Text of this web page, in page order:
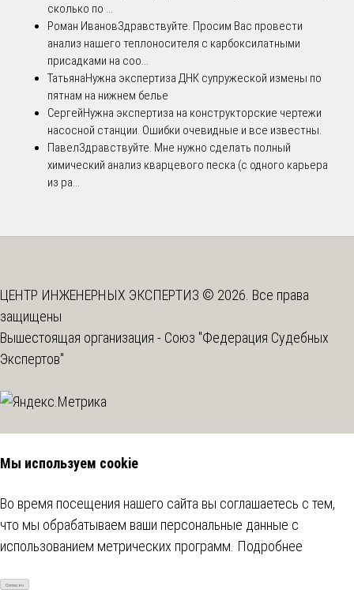
сколько по ...
Роман ИвановЗдравствуйте. Просим Вас провести
анализ нашего теплоносителя с карбоксилатными
присадками на соо...
ТатьянаНужна экспертиза ДНК супружеской измены по
пятнам на нижнем белье
СергейНужна экспертиза на конструкторские чертежи
насосной станции. Ошибки очевидные и все известны.
ПавелЗдравствуйте. Мне нужно сделать полный
химический анализ кварцевого песка (с одного карьера
из ра...
ЦЕНТР ИНЖЕНЕРНЫХ ЭКСПЕРТИЗ © 2026. Все права
защищены
Вышестоящая организация - Союз "Федерация Судебных
Экспертов"
Мы используем cookie
Во время посещения нашего сайта вы соглашаетесь с тем,
что мы обрабатываем ваши персональные данные с
использованием метрических программ. Подробнее
Согласен